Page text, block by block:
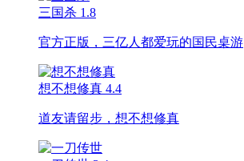
三国杀 1.8
官方正版，三亿人都爱玩的国民桌游
想不想修真 4.4
道友请留步，想不想修真